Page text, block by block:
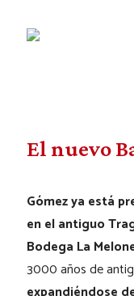
El nuevo
Gómez ya está
en el antiguo
Bodega La
3000 años de